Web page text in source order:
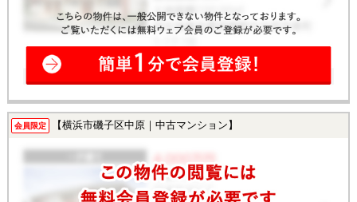
会員限定 【横浜市磯子区中原｜中古マンション】